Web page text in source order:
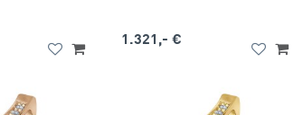
1.321,- €